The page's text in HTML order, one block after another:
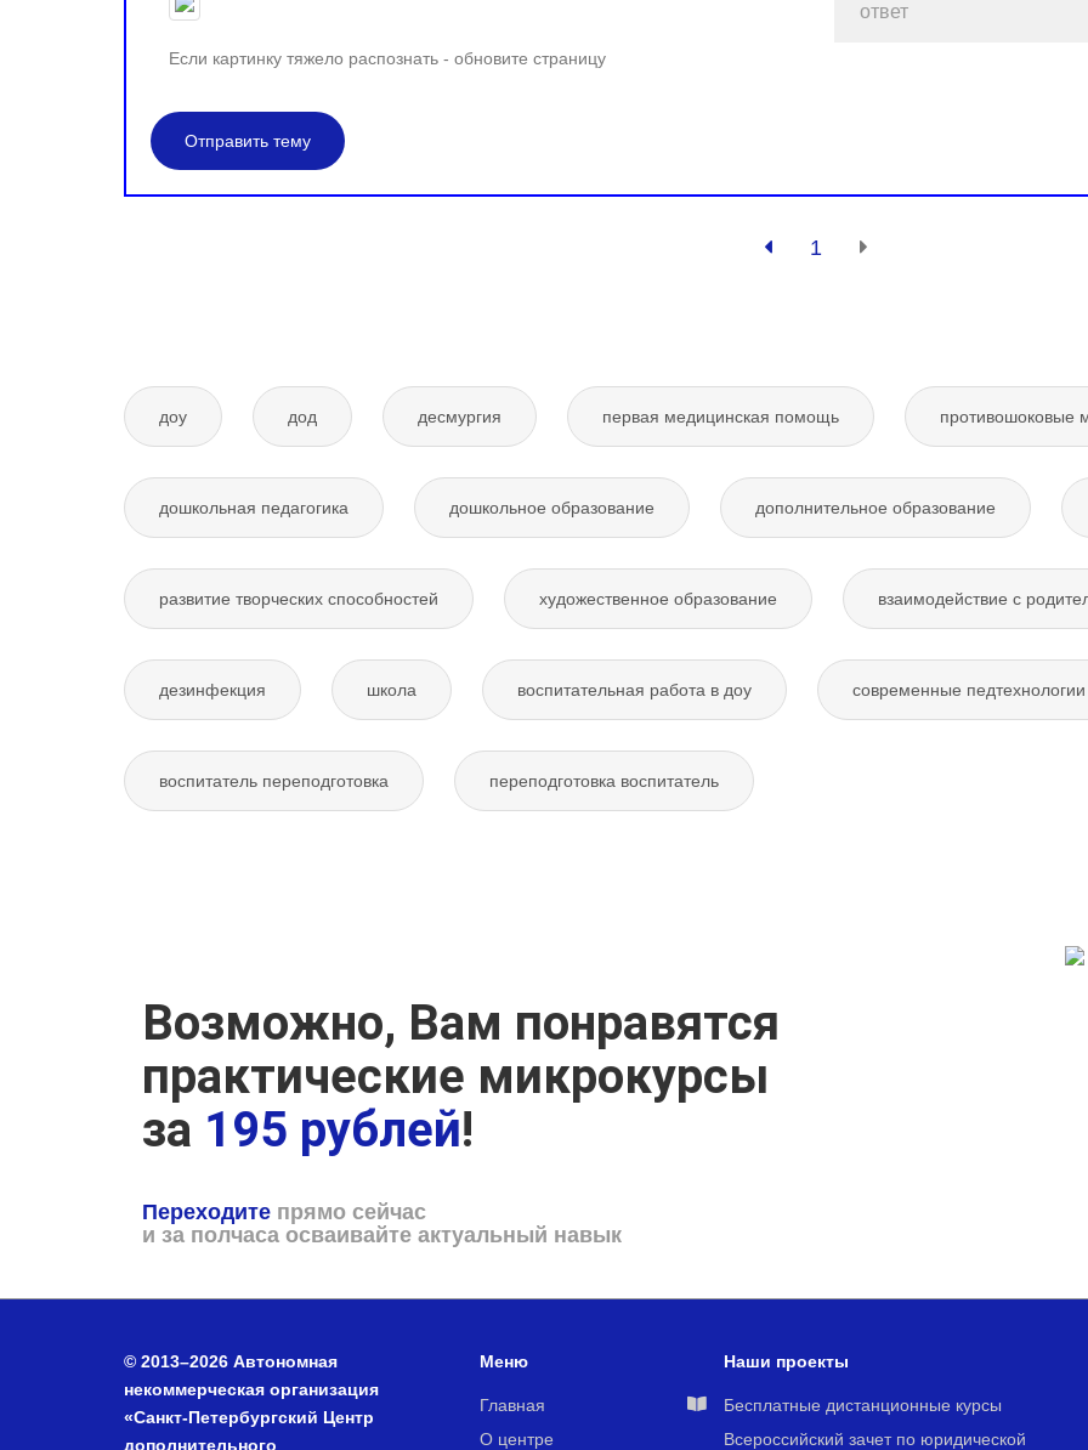
Если картинку тяжело распознать - обновите страницу
Отправить тему
1
доу дод десмургия первая медицинская помощь противошоковые
дошкольная педагогика дошкольное образование дополнительное образование
развитие творческих способностей художественное образование взаимодействие с
дезинфекция школа воспитательная работа в доу современные
воспитатель переподготовка переподготовка воспитатель
Возможно, Вам понравятся
практические микрокурсы
за 195 рублей!
Переходите прямо сейчас
и за полчаса осваивайте актуальный навык
© 2013–2026 Автономная
некоммерческая организация
«Санкт-Петербургский Центр
дополнительного
Меню
Главная
О центре
Наши проекты
Бесплатные дистанционные курсы
Всероссийский зачет по юридической